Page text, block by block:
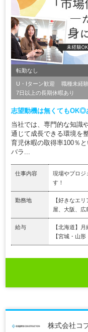
転勤なし
U・Iターン歓迎 職種未経
7日以上の長期休暇あり
志望動機は無くてもOK◎
当社では、専門的な知識
通じて成長できる環境を
育児休暇の取得率100％
バラ...
仕事内容
現場やプロジ
す！
勤務地
【好きなエ
屋、大阪、広
給与
【北海道】
【宮城・山形
株式会社コ